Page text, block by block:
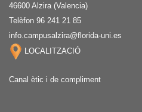
46600 Alzira (Valencia)
Telèfon 96 241 21 85
info.campusalzira@florida-uni.es
LOCALITZACIÓ
Canal ètic i de compliment